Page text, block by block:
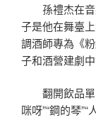
孫禮杰在
子是他在舞臺
調酒師專為《
子和酒營建劇中
翻開飲品
咪呀”“鋼的琴